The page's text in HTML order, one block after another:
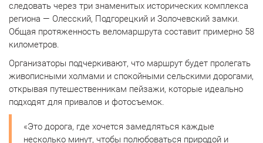
следовать через три знаменитых исторических комплекса
региона — Олесский, Подгорецкий и Золочевский замки.
Общая протяженность веломаршрута составит примерно 58
километров.
Организаторы подчеркивают, что маршрут будет пролегать
живописными холмами и спокойными сельскими дорогами,
открывая путешественникам пейзажи, которые идеально
подходят для привалов и фотосъемок.
«Это дорога, где хочется замедляться каждые
несколько минут, чтобы полюбоваться природой и